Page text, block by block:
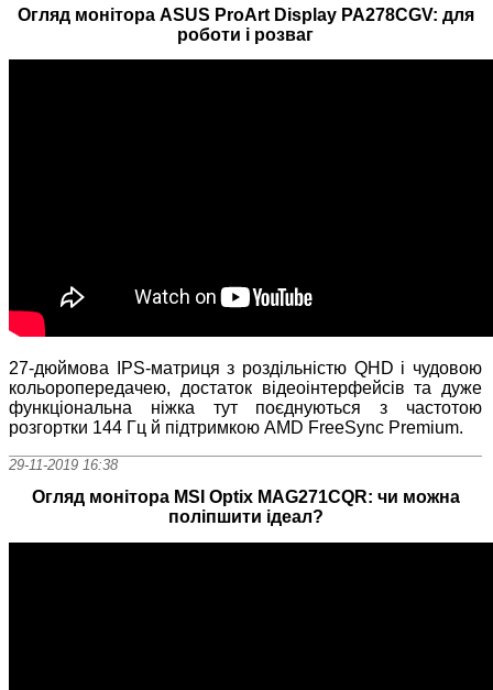
Огляд монітора ASUS ProArt Display PA278CGV: для
роботи і розваг
27-дюймова IPS-матриця з роздільністю QHD і чудовою
кольоропередачею, достаток відеоінтерфейсів та дуже
функціональна ніжка тут поєднуються з частотою
розгортки 144 Гц й підтримкою AMD FreeSync Premium.
29-11-2019 16:38
Огляд монітора MSI Optix MAG271CQR: чи можна
поліпшити ідеал?